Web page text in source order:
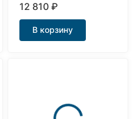
12 810₽
В корзину